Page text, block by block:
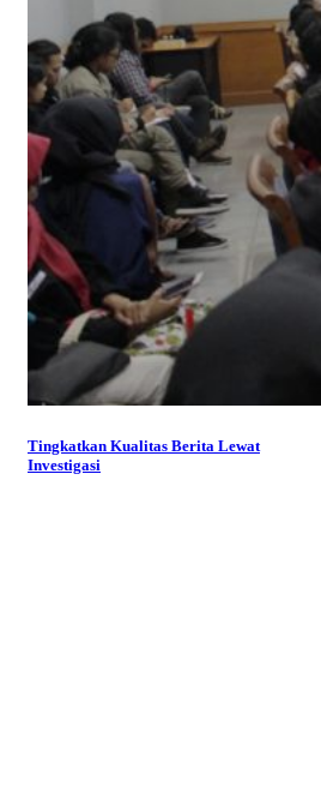
Tingkatkan Kualitas Berita Lewat
Investigasi